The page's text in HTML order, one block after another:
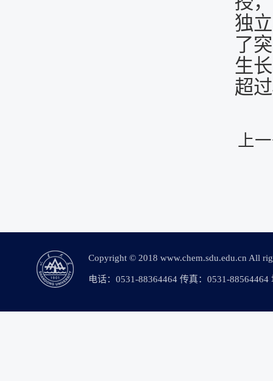
独
了
生
超过
上
Copyright © 2018 www.chem.sdu.edu.cn All
电话：0531-88364464 传真：0531-